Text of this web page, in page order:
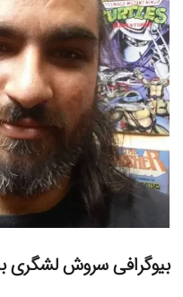
بیوگرافی سروش لشگری